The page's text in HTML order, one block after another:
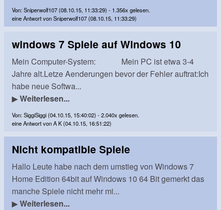
Von: Sniperwolf107 (08.10.15, 11:33:29) - 1.356x gelesen.
eine Antwort von Sniperwolf107 (08.10.15, 11:33:29)
windows 7 Spiele auf Windows 10
Mein Computer-System: Mein PC ist etwa 3-4
Jahre alt.Letze Aenderungen bevor der Fehler auftrat:Ich
habe neue Softwa...
▶Weiterlesen...
Von: SiggiSiggi (04.10.15, 15:40:02) - 2.040x gelesen.
eine Antwort von A K (04.10.15, 16:51:22)
Nicht kompatible Spiele
Hallo Leute habe nach dem umstieg von Windows 7
Home Edition 64bit auf Windows 10 64 Bit gemerkt das
manche Spiele nicht mehr mi...
▶Weiterlesen...